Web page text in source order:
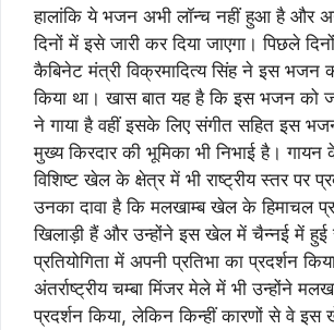
हालांकि ये भजन अभी लॉन्च नहीं हुआ है और
दिनों में इसे जारी कर दिया जाएगा। पिछले
कैबिनेट मंत्री विक्रमादित्य सिंह ने इस भजन
किया था। खास बात यह है कि इस भजन को
ने गाया है वहीं इसके लिए संगीत सहित इस
मुख्य किरदार की भूमिका भी निभाई है। गायन
विशिष्ट खेल के क्षेत्र में भी राष्ट्रीय स्तर पर
उनका दावा है कि मलखाम्ब खेल के हिमाचल
खिलाड़ी हैं और उन्होंने इस खेल में चैन्नई में हुई
प्रतियोगिता में अपनी प्रतिभा का प्रदर्शन
अंतर्राष्ट्रीय चम्बा मिंजर मेले में भी उन्होंने
प्रदर्शन किया, लेकिन किन्हीं कारणों से वे